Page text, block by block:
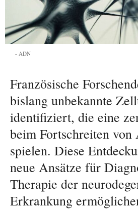
ADN
Französische
bislang unbekannte
identifiziert, die eine
beim Fortschreiten
spielen. Diese
neue Ansätze für
Therapie der
Erkrankung